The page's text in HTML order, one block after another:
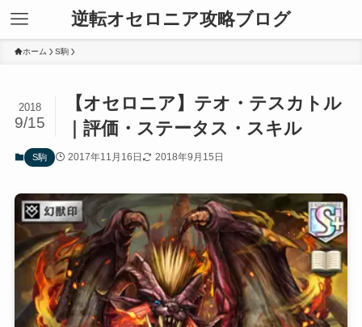
逆転オセロニア攻略ブログ
ホーム S駒
【オセロニア】テオ・テスカトル
｜評価・ステータス・スキル
2018
9/15
S駒 2017年11月16日 2018年9月15日